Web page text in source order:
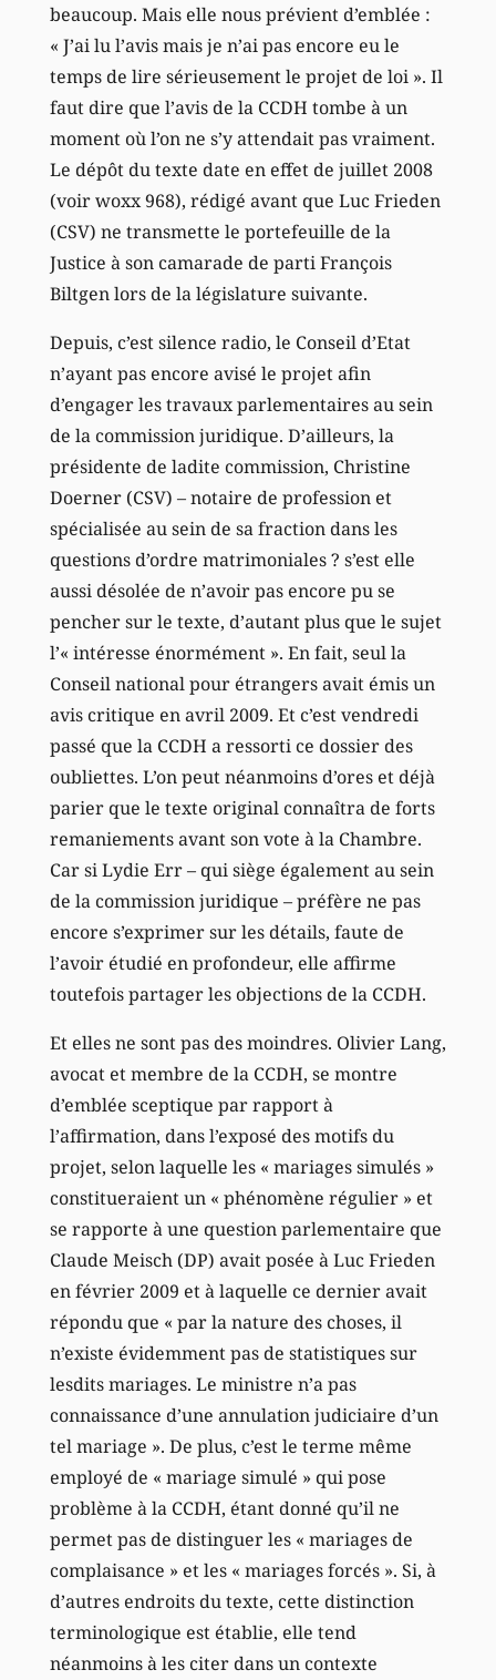
beaucoup. Mais elle nous prévient d’emblée :
« J’ai lu l’avis mais je n’ai pas encore eu le
temps de lire sérieusement le projet de loi ». Il
faut dire que l’avis de la CCDH tombe à un
moment où l’on ne s’y attendait pas vraiment.
Le dépôt du texte date en effet de juillet 2008
(voir woxx 968), rédigé avant que Luc Frieden
(CSV) ne transmette le portefeuille de la
Justice à son camarade de parti François
Biltgen lors de la législature suivante.
Depuis, c’est silence radio, le Conseil d’Etat
n’ayant pas encore avisé le projet afin
d’engager les travaux parlementaires au sein
de la commission juridique. D’ailleurs, la
présidente de ladite commission, Christine
Doerner (CSV) – notaire de profession et
spécialisée au sein de sa fraction dans les
questions d’ordre matrimoniales ? s’est elle
aussi désolée de n’avoir pas encore pu se
pencher sur le texte, d’autant plus que le sujet
l’« intéresse énormément ». En fait, seul la
Conseil national pour étrangers avait émis un
avis critique en avril 2009. Et c’est vendredi
passé que la CCDH a ressorti ce dossier des
oubliettes. L’on peut néanmoins d’ores et déjà
parier que le texte original connaîtra de forts
remaniements avant son vote à la Chambre.
Car si Lydie Err – qui siège également au sein
de la commission juridique – préfère ne pas
encore s’exprimer sur les détails, faute de
l’avoir étudié en profondeur, elle affirme
toutefois partager les objections de la CCDH.
Et elles ne sont pas des moindres. Olivier Lang,
avocat et membre de la CCDH, se montre
d’emblée sceptique par rapport à
l’affirmation, dans l’exposé des motifs du
projet, selon laquelle les « mariages simulés »
constitueraient un « phénomène régulier » et
se rapporte à une question parlementaire que
Claude Meisch (DP) avait posée à Luc Frieden
en février 2009 et à laquelle ce dernier avait
répondu que « par la nature des choses, il
n’existe évidemment pas de statistiques sur
lesdits mariages. Le ministre n’a pas
connaissance d’une annulation judiciaire d’un
tel mariage ». De plus, c’est le terme même
employé de « mariage simulé » qui pose
problème à la CCDH, étant donné qu’il ne
permet pas de distinguer les « mariages de
complaisance » et les « mariages forcés ». Si, à
d’autres endroits du texte, cette distinction
terminologique est établie, elle tend
néanmoins à les citer dans un contexte